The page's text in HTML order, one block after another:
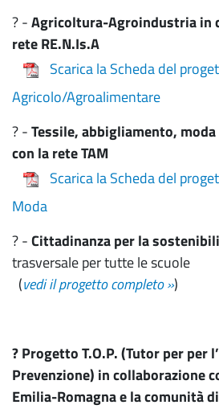
? -Agricoltura-Agroindustria in
rete RE.N.Is.A
Scarica la Scheda del
Agricolo/Agroalimentare
? -Tessile, abbigliamento,
con la rete TAM
Scarica la Scheda del
Moda
? -Cittadinanzaper la
trasversale per tutte le scuole
(vedi il progetto completo »)
? Progetto T.O.P. (Tutor per per
Prevenzione) in collaborazione
Emilia-Romagna e la comunità